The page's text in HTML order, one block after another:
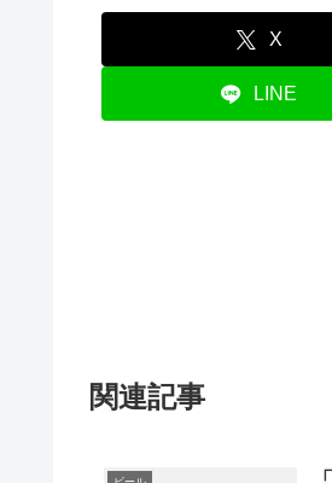
o
k
X
LINE
関連記事